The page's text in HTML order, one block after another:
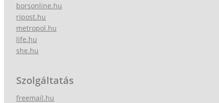
borsonline.hu
ripost.hu
metropol.hu
life.hu
she.hu
Szolgáltatás
freemail.hu